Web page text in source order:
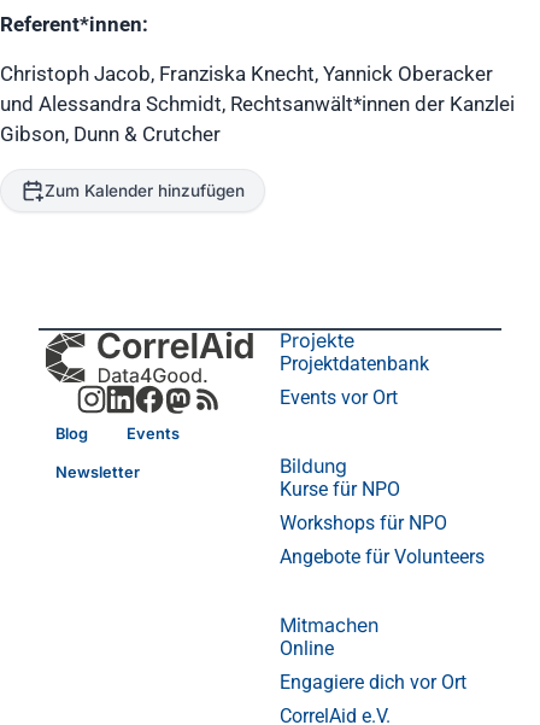
Referent*innen:
Christoph Jacob, Franziska Knecht, Yannick Oberacker
und Alessandra Schmidt, Rechtsanwält*innen der Kanzlei
Gibson, Dunn & Crutcher
Zum Kalender hinzufügen
Blog Events
Newsletter
Projekte
Projektdatenbank
Events vor Ort
Bildung
Kurse für NPO
Workshops für NPO
Angebote für Volunteers
Mitmachen
Online
Engagiere dich vor Ort
CorrelAid e.V.